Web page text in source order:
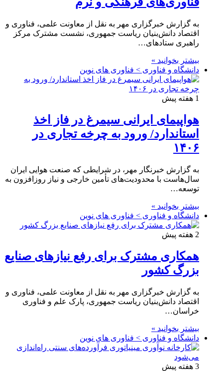
به گزارش خبرگزاری مهر به نقل از معاونت علمی، فناوری و
اقتصاد دانش‌بنیان ریاست جمهوری، نشست مشترک مرکز
راهبری ستادهای…
بیشتر بخوانید »
دانشگاه و فناوری > فناوری های نوین
1 هفته پیش
هواپیمای ایرانی سیمرغ در فاز اخذ
استاندارد/ ورود به چرخه تجاری در
۱۴۰۶
به گزارش خبرنگار مهر، در شرایطی که صنعت هوایی ایران
سال‌هاست با محدودیت‌های تأمین خارجی و نیاز روزافزون به
توسعه…
بیشتر بخوانید »
دانشگاه و فناوری > فناوری های نوین
2 هفته پیش
همکاری مشترک برای رفع نیازهای صنایع
بزرگ کشور
به گزارش خبرگزاری مهر به نقل از معاونت علمی، فناوری و
اقتصاد دانش‌بنیان ریاست جمهوری، پارک علم و فناوری
خراسان…
بیشتر بخوانید »
دانشگاه و فناوری > فناوری های نوین
3 هفته پیش